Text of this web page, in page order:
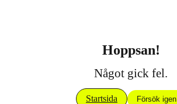
Hoppsan!
Något gick fel.
Startsida Försök igen